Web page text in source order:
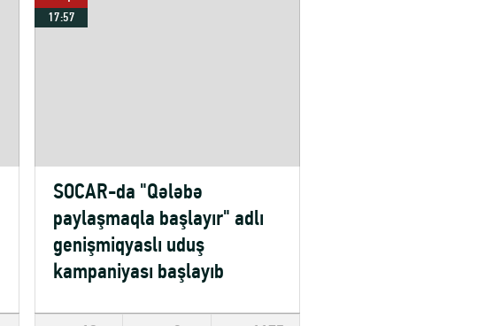
17:57
SOCAR-da "Qələbə
paylaşmaqla başlayır" adlı
genişmiqyaslı uduş
kampaniyası başlayıb